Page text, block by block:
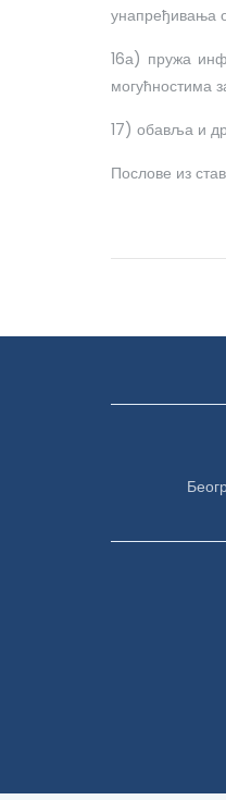
унапређивања
16а) пружа
могућностима
17) обавља и
Послове из